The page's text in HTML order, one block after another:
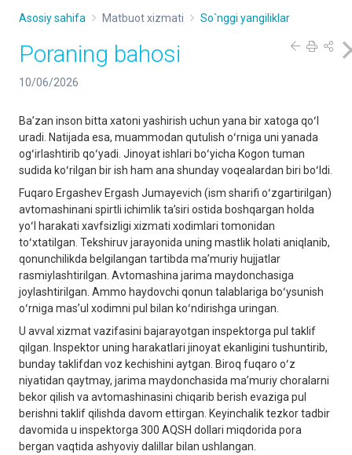
Asosiy sahifa Matbuot xizmati So`nggi yangiliklar
Poraning bahosi
10/06/2026
Baʼzan inson bitta xatoni yashirish uchun yana bir xatoga qoʻl
uradi. Natijada esa, muammodan qutulish oʻrniga uni yanada
ogʻirlashtirib qoʻyadi. Jinoyat ishlari boʻyicha Kogon tuman
sudida koʻrilgan bir ish ham ana shunday voqealardan biri boʻldi.
Fuqaro Ergashev Ergash Jumayevich (ism sharifi oʻzgartirilgan)
avtomashinani spirtli ichimlik taʼsiri ostida boshqargan holda
yoʻl harakati xavfsizligi xizmati xodimlari tomonidan
toʻxtatilgan. Tekshiruv jarayonida uning mastlik holati aniqlanib,
qonunchilikda belgilangan tartibda maʼmuriy hujjatlar
rasmiylashtirilgan. Avtomashina jarima maydonchasiga
joylashtirilgan. Ammo haydovchi qonun talablariga boʻysunish
oʻrniga masʼul xodimni pul bilan koʻndirishga uringan.
U avval xizmat vazifasini bajarayotgan inspektorga pul taklif
qilgan. Inspektor uning harakatlari jinoyat ekanligini tushuntirib,
bunday taklifdan voz kechishini aytgan. Biroq fuqaro oʻz
niyatidan qaytmay, jarima maydonchasida maʼmuriy choralarni
bekor qilish va avtomashinasini chiqarib berish evaziga pul
berishni taklif qilishda davom ettirgan. Keyinchalik tezkor tadbir
davomida u inspektorga 300 AQSH dollari miqdorida pora
bergan vaqtida ashyoviy dalillar bilan ushlangan.